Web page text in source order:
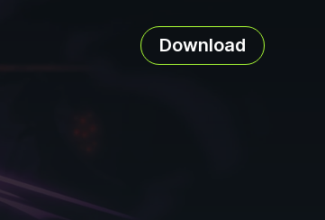
Download